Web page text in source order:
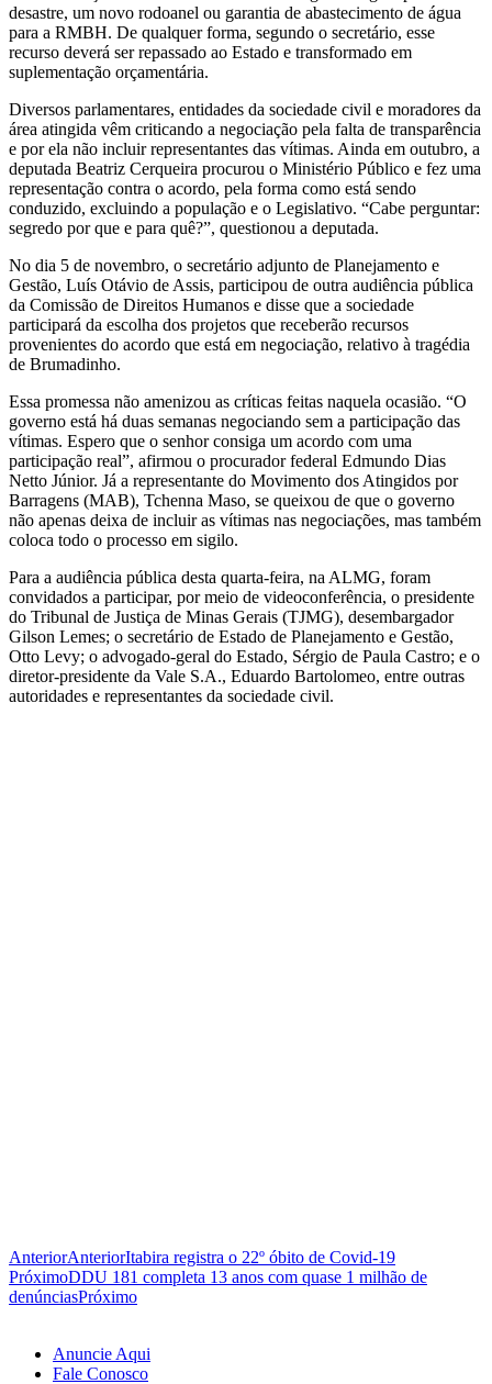
desastre, um novo rodoanel ou garantia de abastecimento de água
para a RMBH. De qualquer forma, segundo o secretário, esse
recurso deverá ser repassado ao Estado e transformado em
suplementação orçamentária.
Diversos parlamentares, entidades da sociedade civil e moradores da
área atingida vêm criticando a negociação pela falta de transparência
e por ela não incluir representantes das vítimas. Ainda em outubro, a
deputada Beatriz Cerqueira procurou o Ministério Público e fez uma
representação contra o acordo, pela forma como está sendo
conduzido, excluindo a população e o Legislativo. “Cabe perguntar:
segredo por que e para quê?”, questionou a deputada.
No dia 5 de novembro, o secretário adjunto de Planejamento e
Gestão, Luís Otávio de Assis, participou de outra audiência pública
da Comissão de Direitos Humanos e disse que a sociedade
participará da escolha dos projetos que receberão recursos
provenientes do acordo que está em negociação, relativo à tragédia
de Brumadinho.
Essa promessa não amenizou as críticas feitas naquela ocasião. “O
governo está há duas semanas negociando sem a participação das
vítimas. Espero que o senhor consiga um acordo com uma
participação real”, afirmou o procurador federal Edmundo Dias
Netto Júnior. Já a representante do Movimento dos Atingidos por
Barragens (MAB), Tchenna Maso, se queixou de que o governo
não apenas deixa de incluir as vítimas nas negociações, mas também
coloca todo o processo em sigilo.
Para a audiência pública desta quarta-feira, na ALMG, foram
convidados a participar, por meio de videoconferência, o presidente
do Tribunal de Justiça de Minas Gerais (TJMG), desembargador
Gilson Lemes; o secretário de Estado de Planejamento e Gestão,
Otto Levy; o advogado-geral do Estado, Sérgio de Paula Castro; e o
diretor-presidente da Vale S.A., Eduardo Bartolomeo, entre outras
autoridades e representantes da sociedade civil.
AnteriorAnteriorItabira registra o 22º óbito de Covid-19
PróximoDDU 181 completa 13 anos com quase 1 milhão de
denúnciasPróximo
Anuncie Aqui
Fale Conosco